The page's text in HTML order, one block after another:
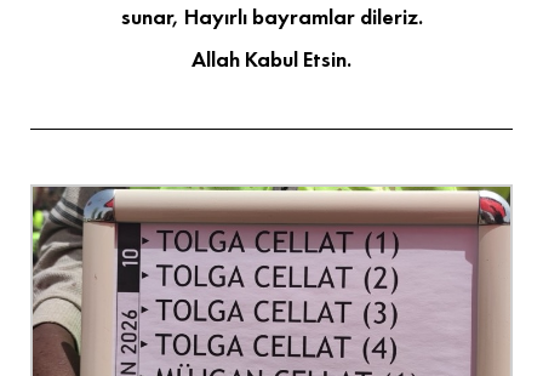
sunar, Hayırlı bayramlar dileriz.
Allah Kabul Etsin.